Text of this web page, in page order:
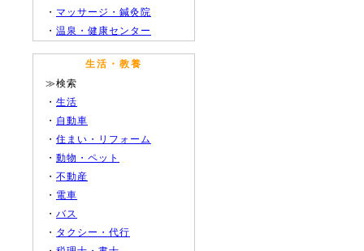
・ マッサージ・鍼灸院
・ 温泉・健康センター
生活・教養
≫検索
・ 生活
・ 自動車
・ 住まい・リフォーム
・ 動物・ペット
・ 不動産
・ 電車
・ バス
・ タクシー・代行